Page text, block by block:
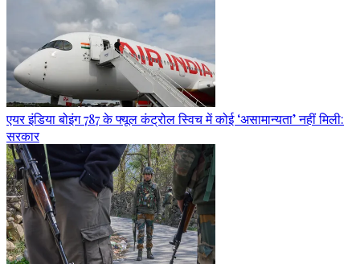
एयर इंडिया बोइंग 787 के फ्यूल कंट्रोल स्विच में कोई ‘असामान्यता’ नहीं मिली:
सरकार